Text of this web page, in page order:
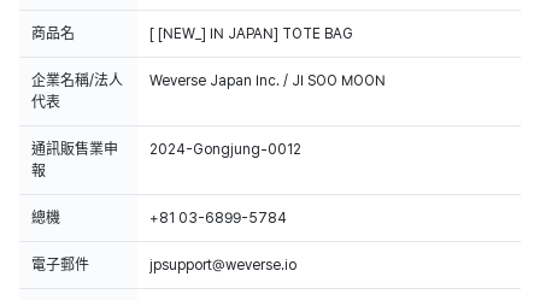
商品名 [ [NEW_] IN JAPAN] TOTE BAG
企業名稱/法人
代表
Weverse Japan Inc. / JI SOO MOON
通訊販售業申
報
2024-Gongjung-0012
總機 +81 03-6899-5784
電子郵件 jpsupport@weverse.io